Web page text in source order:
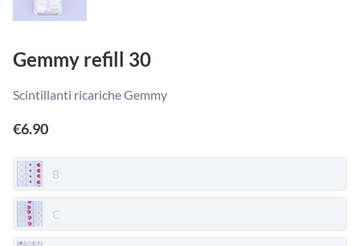
Gemmy refill 30
Scintillanti ricariche Gemmy
€6.90
B
C